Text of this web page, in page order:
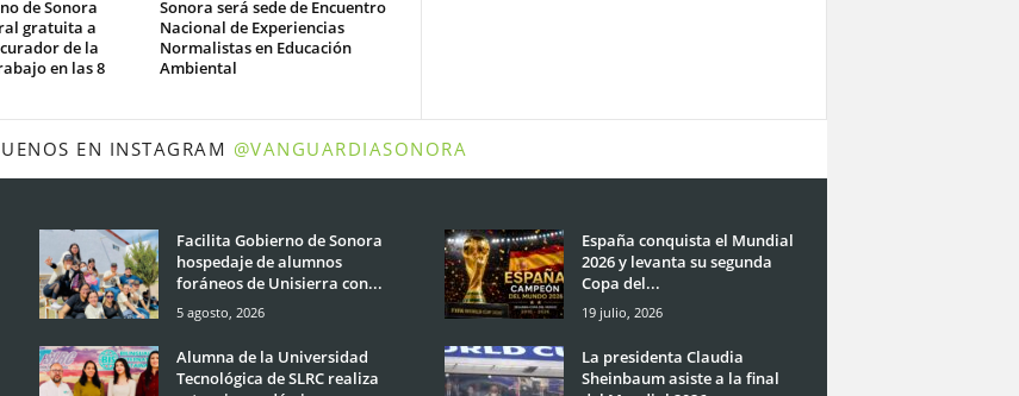
de Sonora
gratuita a
de la
en las 8
Sonora será sede de Encuentro
Nacional de Experiencias
Normalistas en Educación
Ambiental
EN INSTAGRAM @VANGUARDIASONORA
Facilita Gobierno de Sonora
hospedaje de alumnos
foráneos de Unisierra con...
5 agosto, 2026
Alumna de la Universidad
Tecnológica de SLRC realiza
España conquista el Mundial
2026 y levanta su segunda
Copa del...
19 julio, 2026
La presidenta Claudia
Sheinbaum asiste a la final